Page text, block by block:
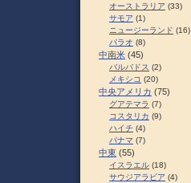
オーストラリア (33)
サモア (1)
ニュージーランド (16)
パラオ (8)
中南米 (45)
バルバドス (2)
メキシコ (20)
中央アメリカ (75)
グアテマラ (7)
コスタリカ (9)
ハイチ (4)
パナマ (7)
中東 (55)
イスラエル (18)
サウジアラビア (4)